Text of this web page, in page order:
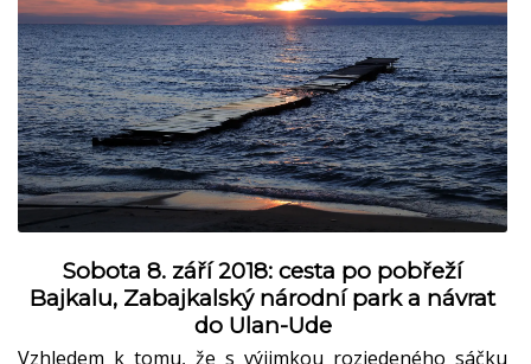
Sobota 8. září 2018: cesta po pobřeží
Bajkalu, Zabajkalský národní park a návrat
do Ulan-Ude
Vzhledem k tomu, že s výjimkou rozjedeného sáčku